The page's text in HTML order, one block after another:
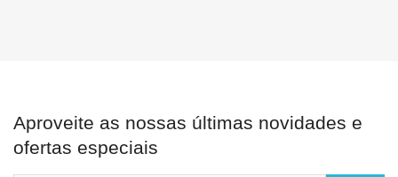
Aproveite as nossas últimas novidades e
ofertas especiais